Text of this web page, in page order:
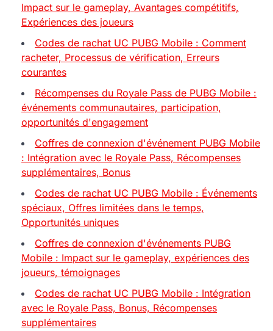
Impact sur le gameplay, Avantages compétitifs,
Expériences des joueurs
Codes de rachat UC PUBG Mobile : Comment
racheter, Processus de vérification, Erreurs
courantes
Récompenses du Royale Pass de PUBG Mobile :
événements communautaires, participation,
opportunités d'engagement
Coffres de connexion d'événement PUBG Mobile
: Intégration avec le Royale Pass, Récompenses
supplémentaires, Bonus
Codes de rachat UC PUBG Mobile : Événements
spéciaux, Offres limitées dans le temps,
Opportunités uniques
Coffres de connexion d'événements PUBG
Mobile : Impact sur le gameplay, expériences des
joueurs, témoignages
Codes de rachat UC PUBG Mobile : Intégration
avec le Royale Pass, Bonus, Récompenses
supplémentaires